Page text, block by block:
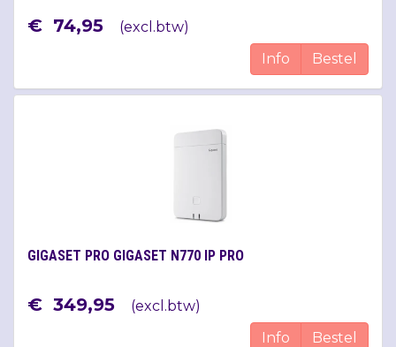
€ 74,95 (excl.btw)
Info
Bestel
GIGASET PRO GIGASET N770 IP PRO
€ 349,95 (excl.btw)
Info
Bestel